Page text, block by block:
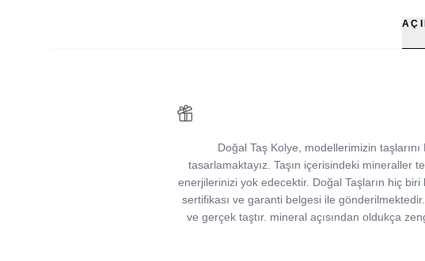
Doğal Taş Kolye, modellerimizin
tasarlamaktayız. Taşın içerisindeki mineraller
enerjilerinizi yok edecektir. Doğal Taşların hiç biri
sertifikası ve garanti belgesi ile
ve gerçek taştır. mineral açısından oldukça